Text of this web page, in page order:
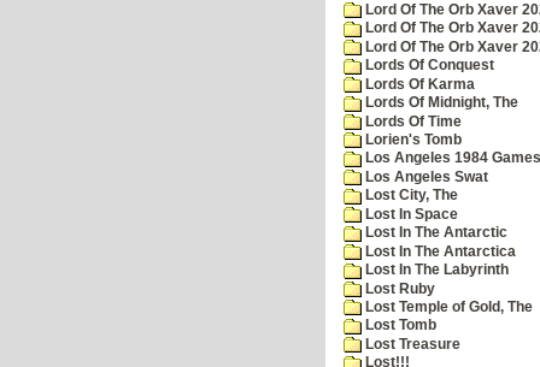
Lord Of The Orb Xaver
Lord Of The Orb Xaver
Lord Of The Orb Xaver
Lords Of Conquest
Lords Of Karma
Lords Of Midnight, The
Lords Of Time
Lorien's Tomb
Los Angeles 1984 Games
Los Angeles Swat
Lost City, The
Lost In Space
Lost In The Antarctic
Lost In The Antarctica
Lost In The Labyrinth
Lost Ruby
Lost Temple of Gold, The
Lost Tomb
Lost Treasure
Lost!!!